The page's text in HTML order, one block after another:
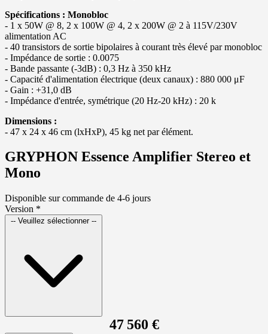
Spécifications : Monobloc
- 1 x 50W @ 8, 2 x 100W @ 4, 2 x 200W @ 2 à 115V/230V
alimentation AC
- 40 transistors de sortie bipolaires à courant très élevé par monobloc
- Impédance de sortie : 0.0075
- Bande passante (-3dB) : 0,3 Hz à 350 kHz
- Capacité d'alimentation électrique (deux canaux) : 880 000 μF
- Gain : +31,0 dB
- Impédance d'entrée, symétrique (20 Hz-20 kHz) : 20 k
Dimensions :
- 47 x 24 x 46 cm (lxHxP), 45 kg net par élément.
GRYPHON Essence Amplifier Stereo et
Mono
Disponible sur commande de 4-6 jours
Version *
-- Veuillez sélectionner --
47 560 €